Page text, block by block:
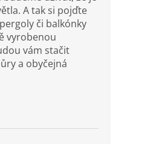
A tak si pojďte
či balkónky
vyrobenou
vám stačit
a obyčejná